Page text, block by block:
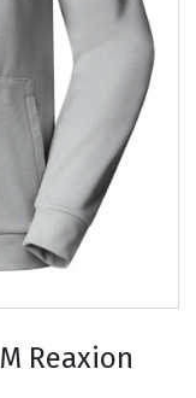
Reaxion